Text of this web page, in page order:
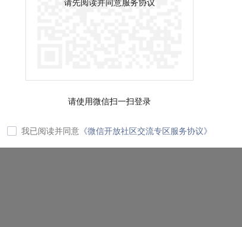
请使用微信扫一扫登录
我已阅读并同意 《微信开放社区交流专区服务协议》